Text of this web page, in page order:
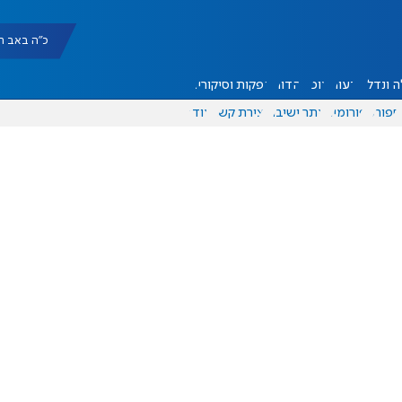
כ"ה באב תשפ"ו
ונדל"ן דעות אוכל יהדות הפקות וסיקורים
ספורט פורומים אתר ישיבה יצירת קשר עוד